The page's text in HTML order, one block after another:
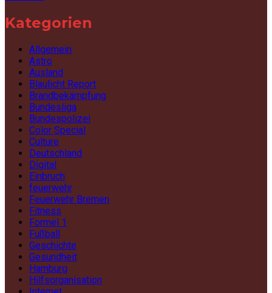
Kategorien
Allgemein
Astro
Ausland
Blaulicht Report
Brandbekämpfung
Bundesliga
Bundespolizei
Color Special
Culture
Deutschland
Digital
Einbruch
feuerwehr
Feuerwehr Bremen
Fitness
Formel 1
Fußball
Geschichte
Gesundheit
Hamburg
Hilfsorganisation